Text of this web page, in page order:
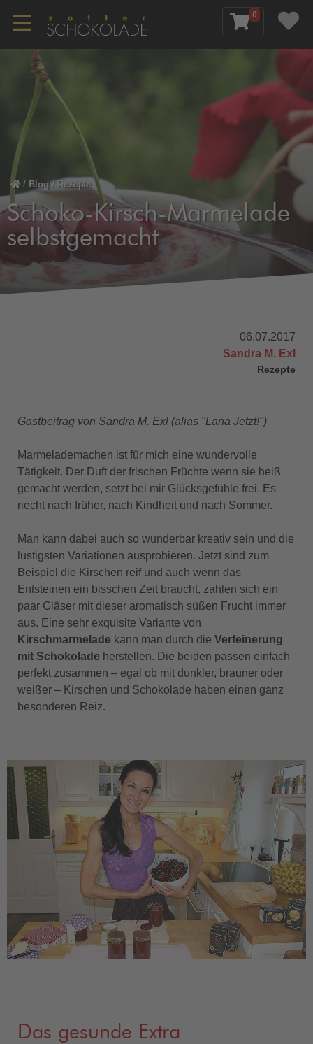
0
/ Blog / Rezepte
Schoko-Kirsch-Marmelade
selbstgemacht
06.07.2017
Sandra M. Exl
Rezepte
Gastbeitrag von Sandra M. Exl (alias "Lana Jetzt!")
Marmelademachen ist für mich eine wundervolle
Tätigkeit. Der Duft der frischen Früchte wenn sie heiß
gemacht werden, setzt bei mir Glücksgefühle frei. Es
riecht nach früher, nach Kindheit und nach Sommer.
Man kann dabei auch so wunderbar kreativ sein und die
lustigsten Variationen ausprobieren. Jetzt sind zum
Beispiel die Kirschen reif und auch wenn das
Entsteinen ein bisschen Zeit braucht, zahlen sich ein
paar Gläser mit dieser aromatisch süßen Frucht immer
aus. Eine sehr exquisite Variante von
Kirschmarmelade kann man durch die Verfeinerung
mit Schokolade herstellen. Die beiden passen einfach
perfekt zusammen – egal ob mit dunkler, brauner oder
weißer – Kirschen und Schokolade haben einen ganz
besonderen Reiz.
Das gesunde Extra